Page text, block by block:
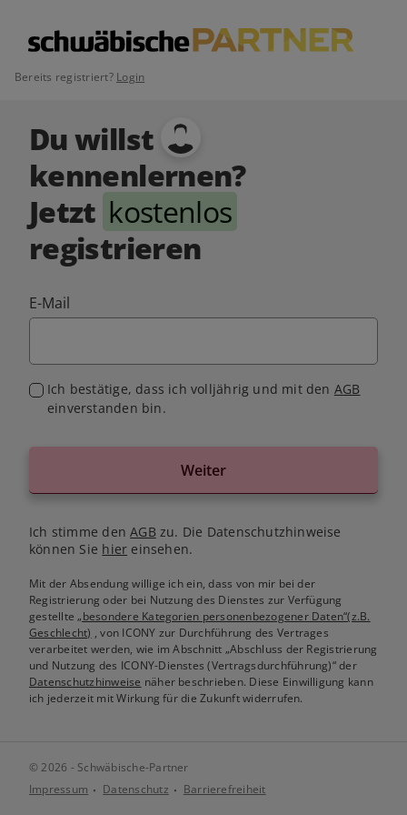
Bereits registriert? Login
Du willst
kennenlernen?
Jetzt kostenlos
registrieren
E-Mail
Ich bestätige, dass ich volljährig und mit den AGB
einverstanden bin.
Weiter
Ich stimme denAGB zu. Die Datenschutzhinweise
können Sie hier einsehen.
Mit der Absendung willige ich ein, dass von mir bei der
Registrierung oder bei Nutzung des Dienstes zur Verfügung
gestellte„besondere Kategorien personenbezogener Daten“(z.B.
Geschlecht) , von ICONY zur Durchführung des Vertrages
verarbeitet werden, wie im Abschnitt „Abschluss der Registrierung
und Nutzung des ICONY-Dienstes (Vertragsdurchführung)“ der
Datenschutzhinweise näher beschrieben. Diese Einwilligung kann
ich jederzeit mit Wirkung für die Zukunft widerrufen.
© 2026 - Schwäbische-Partner
Impressum
Datenschutz Barrierefreiheit